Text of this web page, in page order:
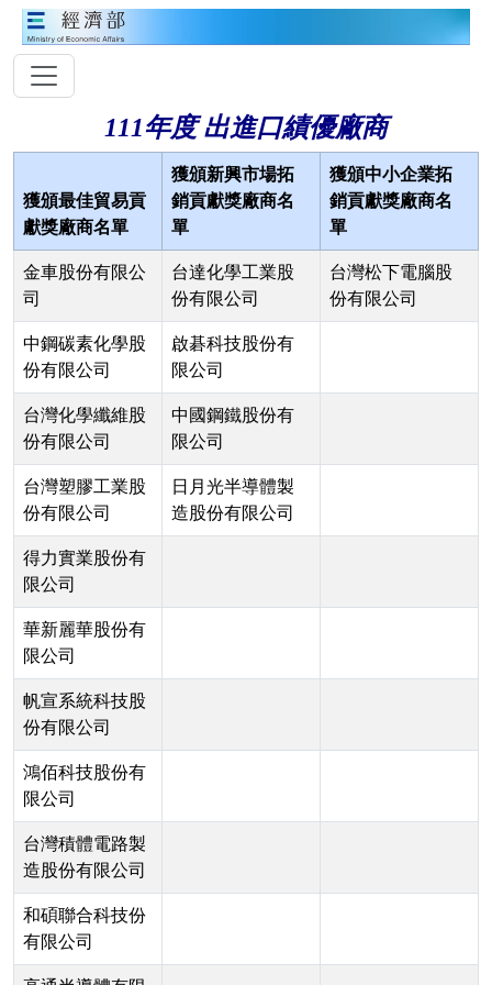
111年度 出進口績優廠商
獲頒最佳貿易貢
獻獎廠商名單
獲頒新興市場拓
銷貢獻獎廠商名
單
獲頒中小企業拓
銷貢獻獎廠商名
單
金車股份有限公
司
台達化學工業股
份有限公司
台灣松下電腦股
份有限公司
中鋼碳素化學股
份有限公司
啟碁科技股份有
限公司
台灣化學纖維股
份有限公司
中國鋼鐵股份有
限公司
台灣塑膠工業股
份有限公司
日月光半導體製
造股份有限公司
得力實業股份有
限公司
華新麗華股份有
限公司
帆宣系統科技股
份有限公司
鴻佰科技股份有
限公司
台灣積體電路製
造股份有限公司
和碩聯合科技份
有限公司